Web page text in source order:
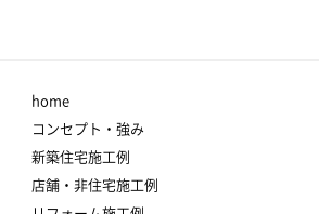
home
コンセプト・強み
新築住宅施工例
店舗・非住宅施工例